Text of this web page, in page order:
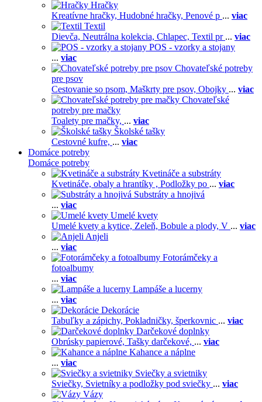
Hračky
Kreatívne hračky, Hudobné hračky, Penové p ... viac
Textil
Dievča, Neutrálna kolekcia, Chlapec, Textil pr ... viac
POS - vzorky a stojany
... viac
Chovateľské potreby
pre psov
Cestovanie so psom, Maškrty pre psov, Obojky ... viac
Chovateľské
potreby pre mačky
Toalety pre mačky, ... viac
Školské tašky
Cestovné kufre, ... viac
Domáce potreby
Domáce potreby
Kvetináče a substráty
Kvetináče, obaly a hrantíky , Podložky po ... viac
Substráty a hnojivá
... viac
Umelé kvety
Umelé kvety a kytice, Zeleň, Bobule a plody, V ... viac
Anjeli
... viac
Fotorámčeky a
fotoalbumy
... viac
Lampáše a lucerny
... viac
Dekorácie
Tabuľky a zápichy, Pokladničky, šperkovnic ... viac
Darčekové doplnky
Obrúsky papierové, Tašky darčekové, ... viac
Kahance a náplne
... viac
Sviečky a svietniky
Sviečky, Svietníky a podložky pod sviečky ... viac
Vázy